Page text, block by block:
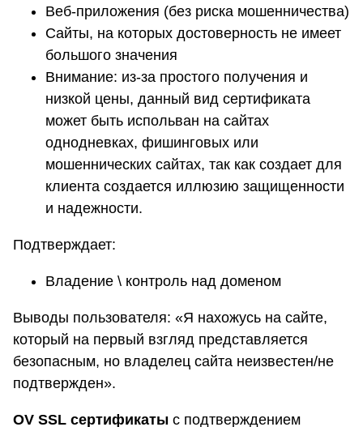
Веб-приложения (без риска мошенничества)
Сайты, на которых достоверность не имеет
большого значения
Внимание: из-за простого получения и
низкой цены, данный вид сертификата
может быть испольван на сайтах
однодневках, фишинговых или
мошеннических сайтах, так как создает для
клиента создается иллюзию защищенности
и надежности.
Подтверждает:
Владение \ контроль над доменом
Выводы пользователя: «Я нахожусь на сайте,
который на первый взгляд представляется
безопасным, но владелец сайта неизвестен/не
подтвержден».
OV SSL сертификаты с подтверждением